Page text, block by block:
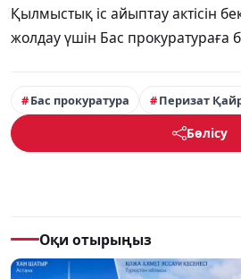
Қылмыстық іс айыптау актісін
жолдау үшін Бас прокуратураға
Бас прокуратура Перизат
Бөлісу
Оқи отырыңыз